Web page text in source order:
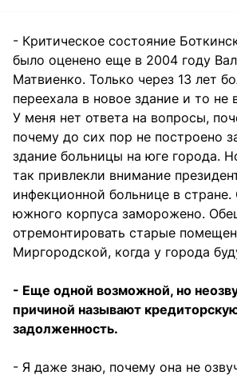
- Критическое состояние
было оценено еще в 2004 году
Матвиенко. Только через 13 лет
переехала в новое здание и то не
У меня нет ответа на вопросы,
почему до сих пор не построено
здание больницы на юге города.
так привлекли внимание
инфекционной больнице в стране.
южного корпуса заморожено.
отремонтировать старые
Миргородской, когда у города
- Еще одной возможной, но
причиной называют
задолженность.
- Я даже знаю, почему она не